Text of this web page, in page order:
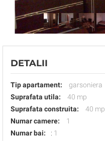
DETALII
Tip apartament:
garsoniera
Suprafata utila:
40 mp
Suprafata construita:
40 mp
Numar camere:
1
Numar bai:
: 1